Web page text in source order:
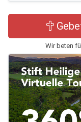
Wir beten